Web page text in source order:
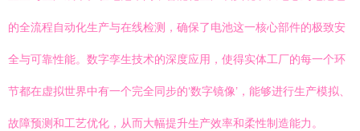
的全流程自动化生产与在线检测，确保了电池这一核心部件的极致安
全与可靠性能。数字孪生技术的深度应用，使得实体工厂的每一个环
节都在虚拟世界中有一个完全同步的‘数字镜像’，能够进行生产模拟、
故障预测和工艺优化，从而大幅提升生产效率和柔性制造能力。